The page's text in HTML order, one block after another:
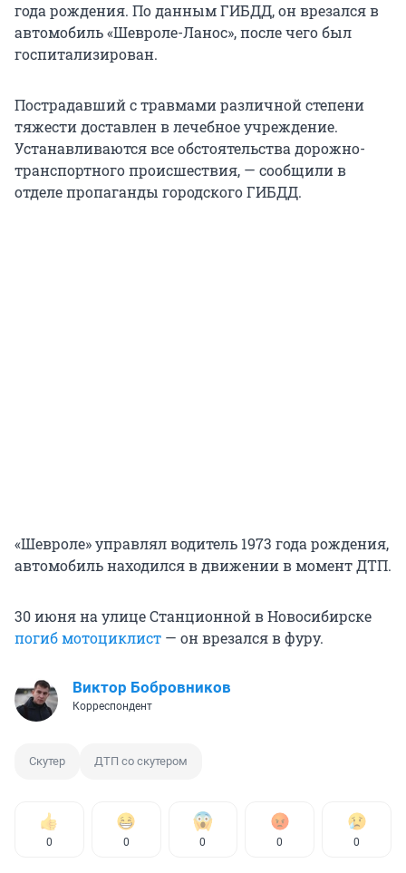
года рождения. По данным ГИБДД, он врезался в
автомобиль «Шевроле-Ланос», после чего был
госпитализирован.
Пострадавший с травмами различной степени
тяжести доставлен в лечебное учреждение.
Устанавливаются все обстоятельства дорожно-
транспортного происшествия, — сообщили в
отделе пропаганды городского ГИБДД.
«Шевроле» управлял водитель 1973 года рождения,
автомобиль находился в движении в момент ДТП.
30 июня на улице Станционной в Новосибирске
погиб мотоциклист — он врезался в фуру.
Виктор Бобровников
Корреспондент
Скутер ДТП со скутером
0 0 0 0 0